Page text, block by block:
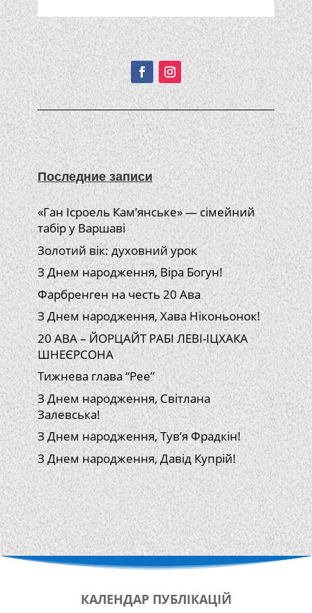
Подписывайтесь!
Последние записи
«Ган Ісроель Кам’янське» — сімейний
табір у Варшаві
Золотий вік: духовний урок
З Днем народження, Віра Богун!
Фарбренген на честь 20 Ава
З Днем народження, Хава Ніконьонок!
20 АВА – ЙОРЦАЙТ РАБІ ЛЕВІ-ІЦХАКА
ШНЕЄРСОНА
Тижнева глава “Рее”
З Днем народження, Світлана
Залевська!
З Днем народження, Тув’я Фрадкін!
З Днем народження, Давід Купрій!
КАЛЕНДАР ПУБЛІКАЦІЙ